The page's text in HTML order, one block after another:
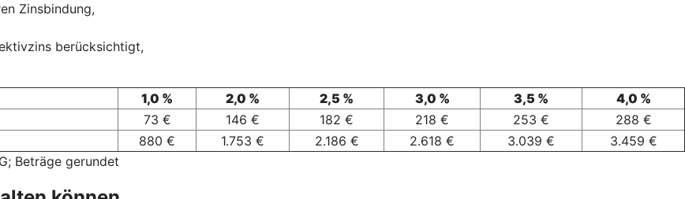
Zinsbindung,
berücksichtigt,
1,0 % 2,0 % 2,5 % 3,0 % 3,5 %
4,0 %
73 € 146 € 182 € 218 € 253 €
288 €
880 € 1.753 € 2.186 € 2.618 € 3.039 €
3.459 €
Beträge gerundet